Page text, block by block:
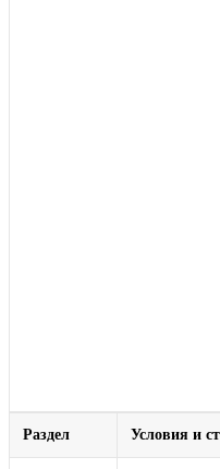
Раздел Условия и